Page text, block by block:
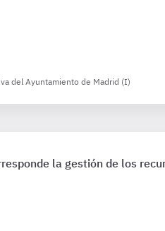
del Ayuntamiento de Madrid (I)
la gestión de los